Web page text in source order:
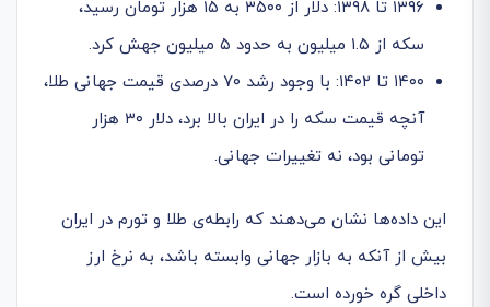
۱۳۹۶ تا ۱۳۹۸: دلار از ۳۵۰۰ به ۱۵ هزار تومان رسید،
سکه از ۱.۵ میلیون به حدود ۵ میلیون جهش کرد.
۱۴۰۰ تا ۱۴۰۲: با وجود رشد ۷۰ درصدی قیمت جهانی طلا،
آنچه قیمت سکه را در ایران بالا برد، دلار ۳۰ هزار
تومانی بود، نه تغییرات جهانی.
این داده‌ها نشان می‌دهند که رابطه‌ی طلا و تورم در ایران
بیش از آنکه به بازار جهانی وابسته باشد، به نرخ ارز
داخلی گره خورده است.